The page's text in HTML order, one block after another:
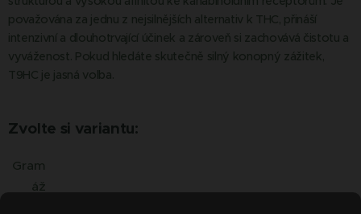
považována za jednu z nejsilnějších alternativ k THC, přináší
intenzivní a dlouhotrvající účinek a zároveň si zachovává čistotu a
vyváženost. Pokud hledáte skutečně silný konopný zážitek,
T9HC je jasná volba.
Zvolte si variantu:
Gram
áž